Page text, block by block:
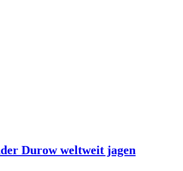
Durow weltweit jagen